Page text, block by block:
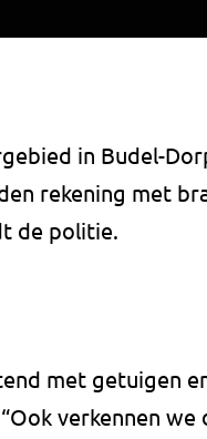
in Budel-
rekening met
de politie.
met getuigen
verkennen